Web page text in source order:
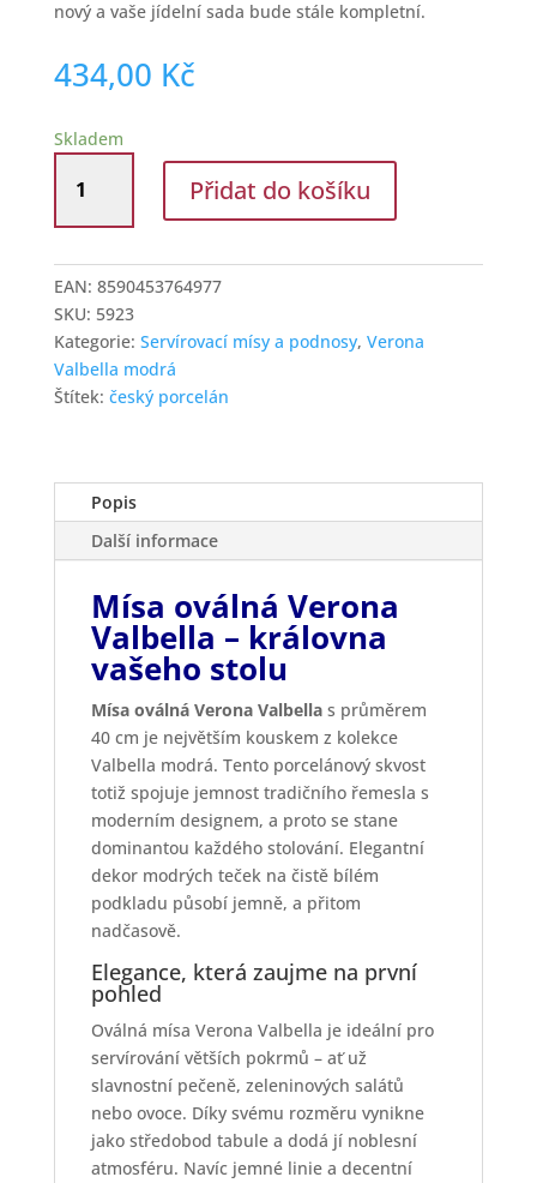
nový a vaše jídelní sada bude stále kompletní.
434,00 Kč
Skladem
Mísa
oválná
cm
Verona
Valbella
modrá
D9417
Přidat do košíku
EAN: 8590453764977
SKU: 5923
Kategorie: Servírovací mísy a podnosy, Verona
Valbella modrá
Štítek: český porcelán
Popis
Další informace
Mísa oválná Verona
Valbella – královna
vašeho stolu
Mísa oválná Verona Valbellas průměrem
40 cm je největším kouskem z kolekce
Valbella modrá. Tento porcelánový skvost
totiž spojuje jemnost tradičního řemesla s
moderním designem, a proto se stane
dominantou každého stolování. Elegantní
dekor modrých teček na čistě bílém
podkladu působí jemně, a přitom
nadčasově.
Elegance, která zaujme na první
pohled
Oválná mísa Verona Valbella je ideální pro
servírování větších pokrmů – ať už
slavnostní pečeně, zeleninových salátů
nebo ovoce. Díky svému rozměru vynikne
jako středobod tabule a dodá jí noblesní
atmosféru. Navíc jemné linie a decentní